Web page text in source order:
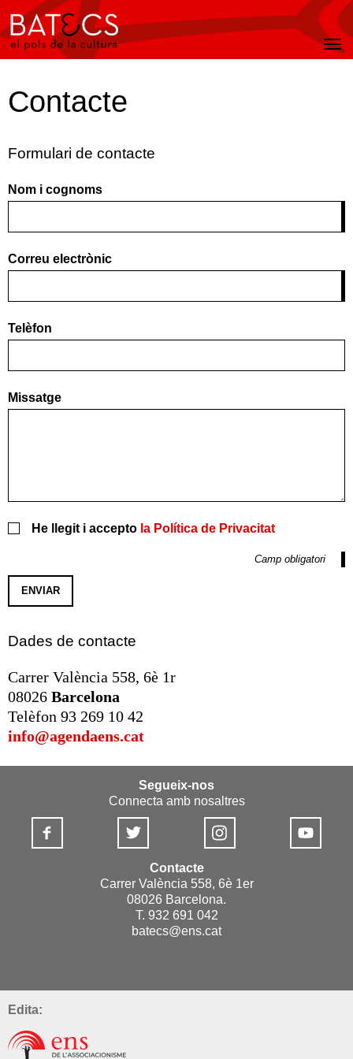
Batecs
Contacte
Formulari de contacte
Nom i cognoms
Correu electrònic
Telèfon
Missatge
He llegit i accepto la Política de Privacitat
Camp obligatori
Dades de contacte
Carrer València 558, 6è 1r
08026 Barcelona
Telèfon 93 269 10 42
info@agendaens.cat
Segueix-nos
Connecta amb nosaltres
Contacte
Carrer València 558, 6è 1er
08026 Barcelona.
T. 932 691 042
batecs@ens.cat
Edita: